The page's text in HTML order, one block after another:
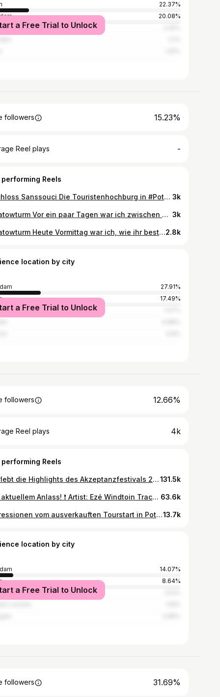
22.37%
20.08%
(Oder)
a Free Trial to Unlock
followers 15.23%
Reel plays -
performing Reels
• Schloss Sanssouci Die Touristenhochburg in #Potsdam ist immer gut besucht. Nur Morgens und Abends lässt sich ein Bild ohne Menschen auf der Treppe machen. Mit ist aber auch schön ;) #potsdamagram #sanssouci 3k
• Flatowturm Vor ein paar Tagen war ich zwischen meinen ganzen Jobs endlich mal wieder in #Potsdam unterwegs. Die Crew von @deinpotsdam hatte mich eingeladen einen schönen Tag auf dem Wasser zu verbringen. Das habe ich mir natürlich nicht zweimal sagen lassen. Ihr werdet also in der nächsten Zeit einige neue Bilder aus der Luft und vom Wasser zu sehen bekommen. Habt alle einen schönen Sonntag Abend! #potsdamagram 3k
• Flatowturm Heute Vormittag war ich, wie ihr bestimmt schon in der Story gesehen habt, mit @steffimarla @augenbl.icke und @cat_gericke im #parkbabelsberg unterwegs. Anfangs hatten wir schon die Befürchtung, wegen der Sturmschäden nicht in den Park zu dürfen. Der Uferweg war aber geöffnet und wir konnten ohne Schwierigkeiten zu den Hotspots gelangen. #potsdam #potsdamagram2.8k
location by city
27.91%
17.49%
a Free Trial to Unlock
followers 12.66%
Reel plays 4k
performing Reels
🎬 Erlebt die Highlights des Akzeptanzfestivals 2024 in unserem Aftermovie! 🩷🧡 Gemeinsam haben wir Inklusion gefeiert und gezeigt, wie schön Vielfalt und das Miteinander sein kann. 🌟 🎥 @einfilm_com #einzelfallhilfemanufaktur #einzelfallhilfe #inklusion #akzeptanzfestival #barrierefreiheit131.5k
Aus aktuellem Anlass! ❗️ Artist: Ezé Windtoin Track: Sage Nein Album: Inzwischen dazwischen Original Artist: Konstantin Wecker Prod. by: Christian Suhr Pic by: Dragos Condrea #MusikGegenHass #GemeinsamStark #KeinPlatzFürHass #MusicVideo #MusicIsLife #SongOfTheDay #MusicMagic #MusicVibes #MoodMusic #LoveNotHate #MusikFürToleranz #Solidarität #NoAfD #GegenHass #BuntStattBraun #GegenExtremismus #KeinRaumFürRechts #MenschenrechteVerteidigen #WirsindMehr #SolidarischeGesellschaft #Aufklärung #FriedenStattHass #Respekt #GegenHetze #musikfürvielfalt 63.6k
Impressionen vom ausverkauften Tourstart in Potsdam 🙏🏾❤️✊🏾 Tickets in der Bio 🙌🏾 📽 : @einfilm_com #samuelsibilski #übertreibnich #tour23 #standupcomedy #ssynic13.7k
location by city
14.07%
8.64%
a Free Trial to Unlock
followers 31.69%